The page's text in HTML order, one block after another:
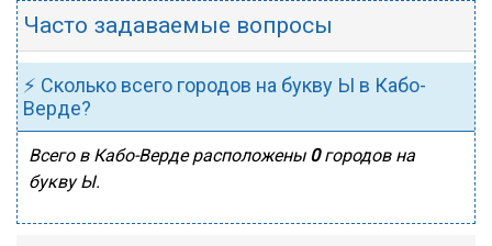
Часто задаваемые вопросы
⚡ Сколько всего городов на букву Ы в Кабо-
Верде?
Всего в Кабо-Верде расположены 0городов на
букву Ы.